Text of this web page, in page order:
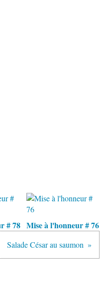
# 78 Mise à l'honneur # 76
Salade César au saumon